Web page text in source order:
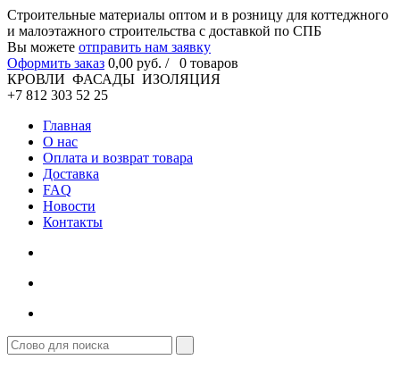
Cтроительные материалы оптом и в розницу для коттеджного
и малоэтажного строительства с доставкой по СПБ
Вы можете отправить нам заявку
Оформить заказ 0,00 руб. / 0 товаров
КРОВЛИ ФАСАДЫ ИЗОЛЯЦИЯ
+7 812 303 52 25
Главная
О нас
Оплата и возврат товара
Доставка
FAQ
Новости
Контакты